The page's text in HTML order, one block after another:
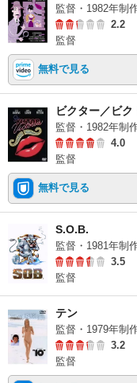
監督・1982年制
2.2
監督
無料で見る
ビクター／ビク
監督・1982年制
4.0
監督
無料で見る
S.O.B.
監督・1981年制
3.5
監督
テン
監督・1979年制
3.2
監督